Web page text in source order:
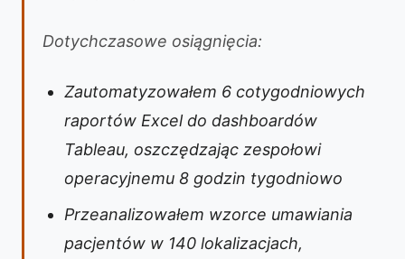
Dotychczasowe osiągnięcia:
Zautomatyzowałem 6 cotygodniowych
raportów Excel do dashboardów
Tableau, oszczędzając zespołowi
operacyjnemu 8 godzin tygodniowo
Przeanalizowałem wzorce umawiania
pacjentów w 140 lokalizacjach,